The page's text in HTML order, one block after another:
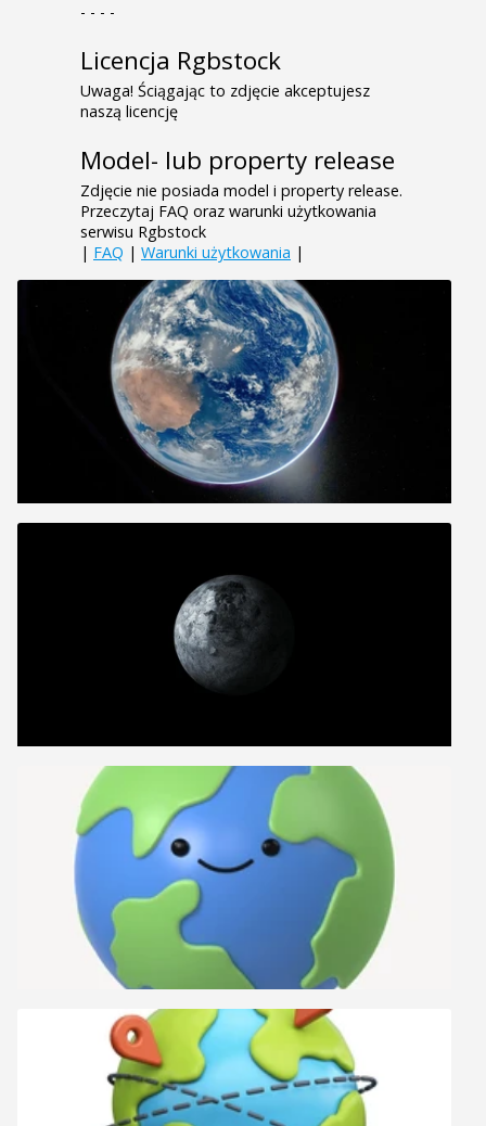
- - - -
Licencja Rgbstock
Uwaga! Ściągając to zdjęcie akceptujesz
naszą licencję
Model- lub property release
Zdjęcie nie posiada model i property release.
Przeczytaj FAQ oraz warunki użytkowania
serwisu Rgbstock
| FAQ | Warunki użytkowania |